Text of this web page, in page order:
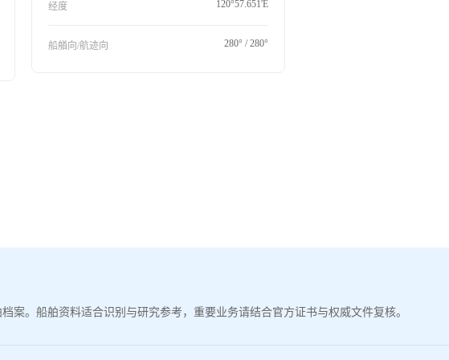
经度 120°57.651'E
船艏向/航迹向 280° / 280°
案。船舶资料适合识别与研究参考，重要业务请结合官方证书与权威文件复核。